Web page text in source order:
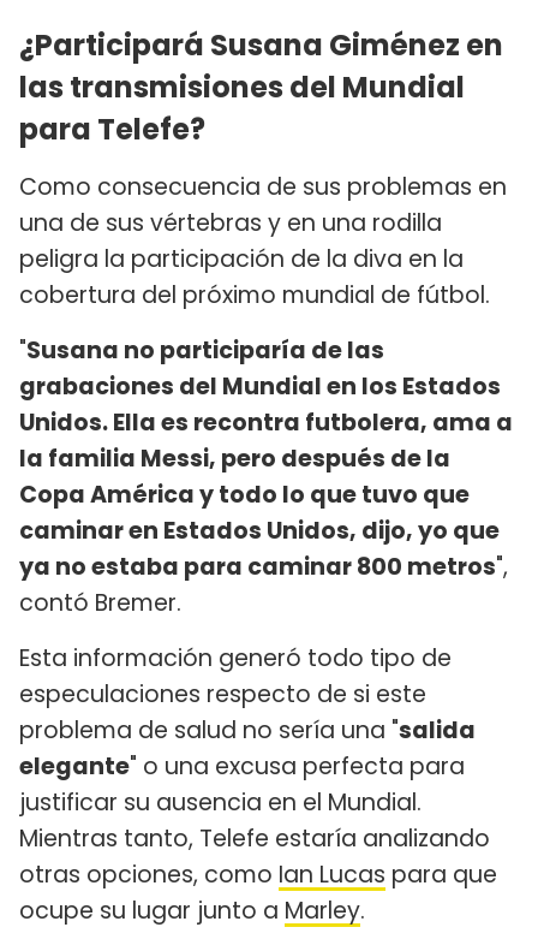
¿Participará Susana Giménez en
las transmisiones del Mundial
para Telefe?
Como consecuencia de sus problemas en
una de sus vértebras y en una rodilla
peligra la participación de la diva en la
cobertura del próximo mundial de fútbol.
"Susana no participaría de las
grabaciones del Mundial en los Estados
Unidos. Ella es recontra futbolera, ama a
la familia Messi, pero después de la
Copa América y todo lo que tuvo que
caminar en Estados Unidos, dijo, yo que
ya no estaba para caminar 800 metros",
contó Bremer.
Esta información generó todo tipo de
especulaciones respecto de si este
problema de salud no sería una "salida
elegante" o una excusa perfecta para
justificar su ausencia en el Mundial.
Mientras tanto, Telefe estaría analizando
otras opciones, como Ian Lucas para que
ocupe su lugar junto a Marley.